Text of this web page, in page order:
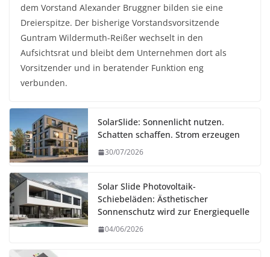
dem Vorstand Alexander Bruggner bilden sie eine
Dreierspitze. Der bisherige Vorstandsvorsitzende
Guntram Wildermuth-Reißer wechselt in den
Aufsichtsrat und bleibt dem Unternehmen dort als
Vorsitzender und in beratender Funktion eng
verbunden.
SolarSlide: Sonnenlicht nutzen.
Schatten schaffen. Strom erzeugen
30/07/2026
Solar Slide Photovoltaik-
Schiebeläden: Ästhetischer
Sonnenschutz wird zur Energiequelle
04/06/2026